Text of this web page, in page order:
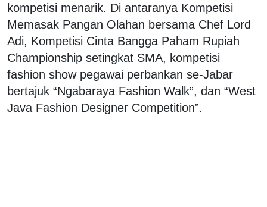
kompetisi menarik. Di antaranya Kompetisi
Memasak Pangan Olahan bersama Chef Lord
Adi, Kompetisi Cinta Bangga Paham Rupiah
Championship setingkat SMA, kompetisi
fashion show pegawai perbankan se-Jabar
bertajuk “Ngabaraya Fashion Walk”, dan “West
Java Fashion Designer Competition”.